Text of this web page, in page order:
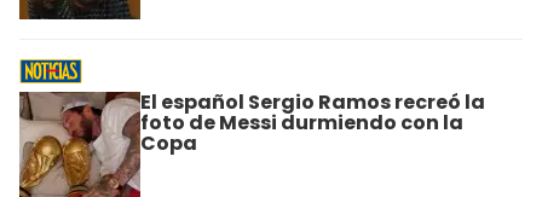
El español Sergio Ramos recreó la
foto de Messi durmiendo con la
Copa